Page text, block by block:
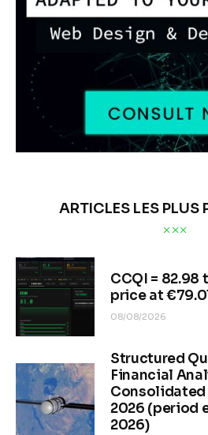
ARTICLES LES PLUS
CCQI = 82.98
price at
08/08/2026
Structured
Financial
Consolidated
2026 (period
2026)